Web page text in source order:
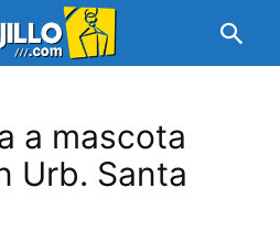
a mascota
Urb. Santa